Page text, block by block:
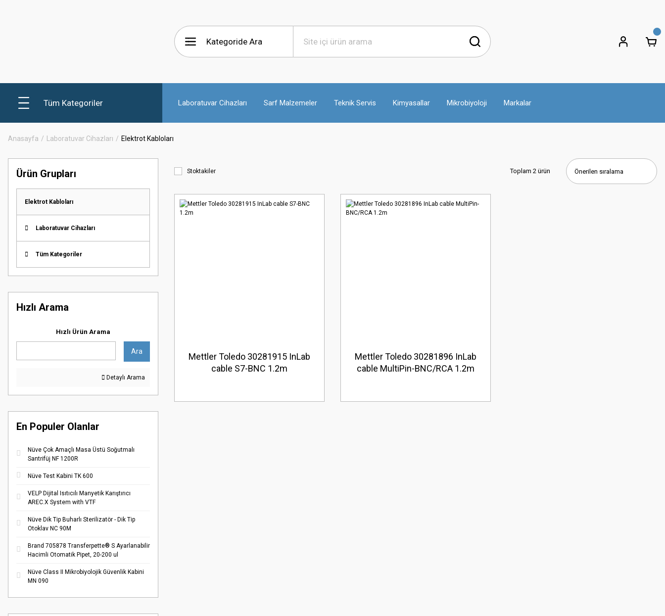
Tüm Kategoriler Laboratuvar Cihazları Sarf Malzemeler Teknik Servis Kimyasallar Mikrobiyoloji Markalar
Anasayfa Laboratuvar Cihazları Elektrot Kabloları
Ürün Grupları
Elektrot Kabloları
Laboratuvar Cihazları
Tüm Kategoriler
Hızlı Arama
Hızlı Ürün Arama
Ara
Detaylı Arama
En Populer Olanlar
Nüve Çok Amaçlı Masa Üstü Soğutmalı
Santrifüj NF 1200R
Nüve Test Kabini TK 600
VELP Dijital Isıtıcılı Manyetik Karıştırıcı
AREC.X System with VTF
Nüve Dik Tip Buharlı Sterilizatör - Dik Tip
Otoklav NC 90M
Brand 705878 Transferpette® S Ayarlanabilir
Hacimli Otomatik Pipet, 20-200 ul
Nüve Class II Mikrobiyolojik Güvenlik Kabini
MN 090
Stoktakiler Toplam 2 ürün
Mettler Toledo 30281915 InLab
cable S7-BNC 1.2m
Mettler Toledo 30281896 InLab
cable MultiPin-BNC/RCA 1.2m